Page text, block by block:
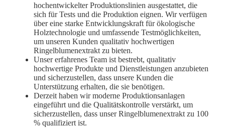
hochentwickelter Produktionslinien ausgestattet, die
sich für Tests und die Produktion eignen. Wir verfügen
über eine starke Entwicklungskraft für ökologische
Holztechnologie und umfassende Testmöglichkeiten,
um unseren Kunden qualitativ hochwertigen
Ringelblumenextrakt zu bieten.
Unser erfahrenes Team ist bestrebt, qualitativ
hochwertige Produkte und Dienstleistungen anzubieten
und sicherzustellen, dass unsere Kunden die
Unterstützung erhalten, die sie benötigen.
Derzeit haben wir moderne Produktionsanlagen
eingeführt und die Qualitätskontrolle verstärkt, um
sicherzustellen, dass unser Ringelblumenextrakt zu 100
% qualifiziert ist.